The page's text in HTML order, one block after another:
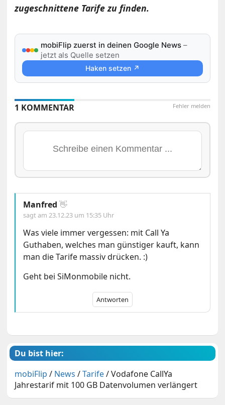
zugeschnittene Tarife zu finden.
mobiFlip zuerst in deinen Google News –
jetzt als Quelle setzen
Haken setzen ↗
Fehler melden
1 KOMMENTAR
Manfred 👋
sagt am23.12.23 um 15:35 Uhr
Was viele immer vergessen: mit Call Ya
Guthaben, welches man günstiger kauft, kann
man die Tarife massiv drücken. :)
Geht bei SiMonmobile nicht.
Antworten
Du bist hier:
mobiFlip / News /Tarife/Vodafone CallYa
Jahrestarif mit 100 GB Datenvolumen verlängert